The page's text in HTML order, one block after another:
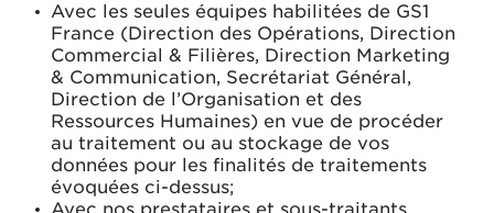
Avec les seules équipes habilitées de GS1
France (Direction des Opérations, Direction
Commercial & Filières, Direction Marketing
& Communication, Secrétariat Général,
Direction de l’Organisation et des
Ressources Humaines) en vue de procéder
au traitement ou au stockage de vos
données pour les finalités de traitements
évoquées ci-dessus;